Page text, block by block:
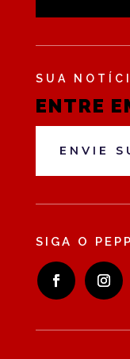
SUA
ENTRE
ENVIE
SIGA O